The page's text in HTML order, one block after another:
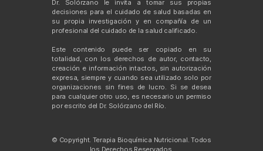
Dr. Solórzano le invita a tomar sus propias
decisiones para el cuidado de salud basadas en
su propia investigación y en compañía de un
profesional del cuidado de la salud calificado.
Este contenido puede ser copiado en su
totalidad, con los derechos de autor, contacto,
creación e información intactos, sin autorización
expresa, siempre y cuando sea utilizado solo por
organizaciones sin fines de lucro. Si se desea
para cualquier otro uso, es necesario un permiso
por escrito del Dr. Solórzano del Río.
© Copyright. Terapia Bioquímica Nutricional. Todos